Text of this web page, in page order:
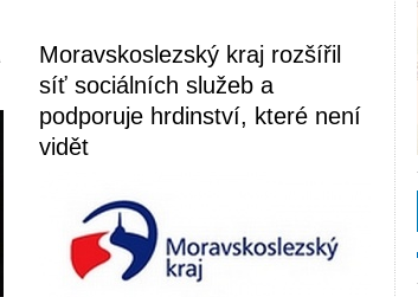
Moravskoslezský kraj rozšířil
síť sociálních služeb a
podporuje hrdinství, které není
vidět